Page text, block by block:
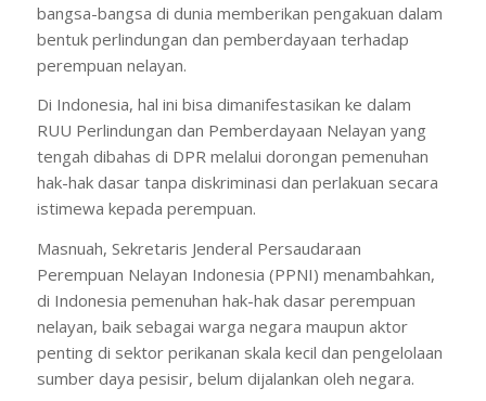
bangsa-bangsa di dunia memberikan pengakuan dalam
bentuk perlindungan dan pemberdayaan terhadap
perempuan nelayan.
Di Indonesia, hal ini bisa dimanifestasikan ke dalam
RUU Perlindungan dan Pemberdayaan Nelayan yang
tengah dibahas di DPR melalui dorongan pemenuhan
hak-hak dasar tanpa diskriminasi dan perlakuan secara
istimewa kepada perempuan.
Masnuah, Sekretaris Jenderal Persaudaraan
Perempuan Nelayan Indonesia (PPNI) menambahkan,
di Indonesia pemenuhan hak-hak dasar perempuan
nelayan, baik sebagai warga negara maupun aktor
penting di sektor perikanan skala kecil dan pengelolaan
sumber daya pesisir, belum dijalankan oleh negara.